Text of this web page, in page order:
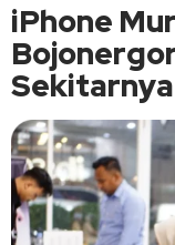
iPhone
Sekitarnya